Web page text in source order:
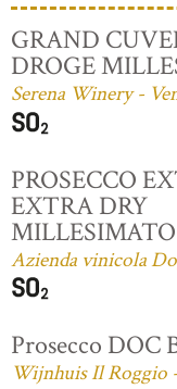
GRAND
DROGE
Serena Winery -
PROSECCO
EXTRA DRY
MILLESIMATO
Azienda vinicola
Prosecco DOC
Wijnhuis Il Roggio